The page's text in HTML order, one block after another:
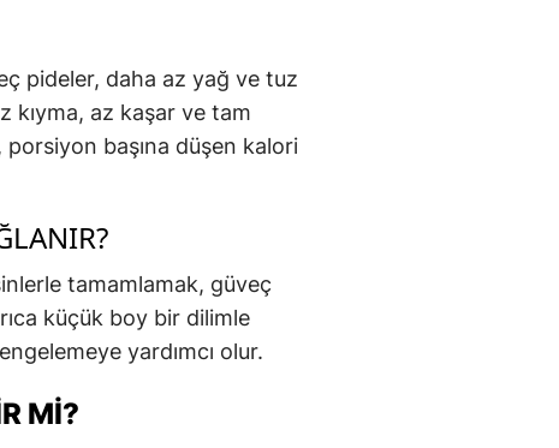
pideler, daha az yağ ve tuz
kıyma, az kaşar ve tam
başına düşen kalori
tamamlamak, güveç
küçük boy bir dilimle
yardımcı olur.
MI?